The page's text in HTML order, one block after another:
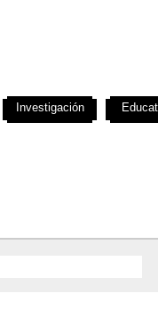
Investigación